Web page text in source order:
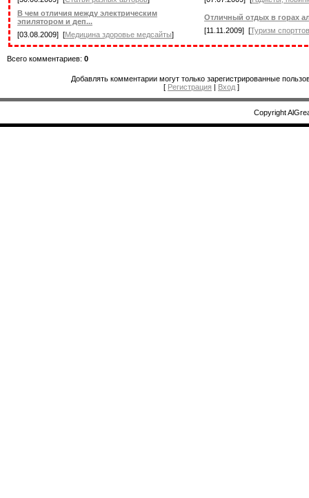
В чем отличия между электрическим
эпилятором и деп...
[03.08.2009] [Медицина здоровье медсайты]
Отличный отдых в горах
[11.11.2009] [Туризм
Всего комментариев: 0
Добавлять комментарии могут только зарегистрированные
[ Регистрация | Вход ]
Copyright